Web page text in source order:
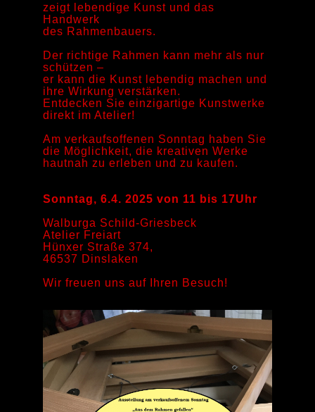
zeigt lebendige Kunst und das
Handwerk
des Rahmenbauers.
Der richtige Rahmen kann mehr als nur
schützen –
er kann die Kunst lebendig machen und
ihre Wirkung verstärken.
Entdecken Sie einzigartige Kunstwerke
direkt im Atelier!
Am verkaufsoffenen Sonntag haben Sie
die Möglichkeit, die kreativen Werke
hautnah zu erleben und zu kaufen.
Sonntag, 6.4. 2025 von 11 bis 17Uhr
Walburga Schild-Griesbeck
Atelier Freiart
Hünxer Straße 374,
46537 Dinslaken
Wir freuen uns auf Ihren Besuch!